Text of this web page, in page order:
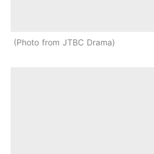
Photo from JTBC Drama